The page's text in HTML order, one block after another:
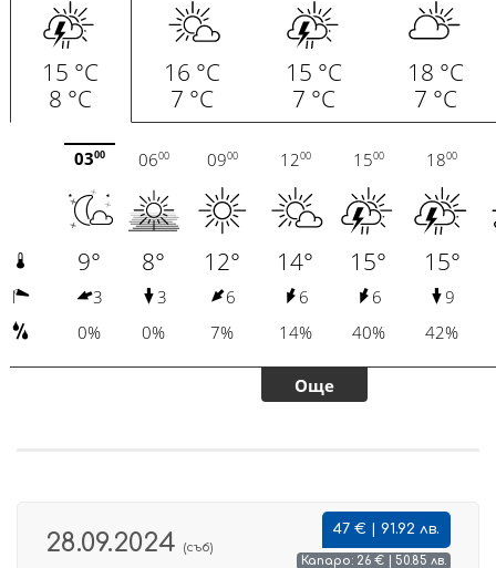
28.09.2024 (съб)
47 € | 91.92 лв.
Капаро: 26 € | 50.85 лв.